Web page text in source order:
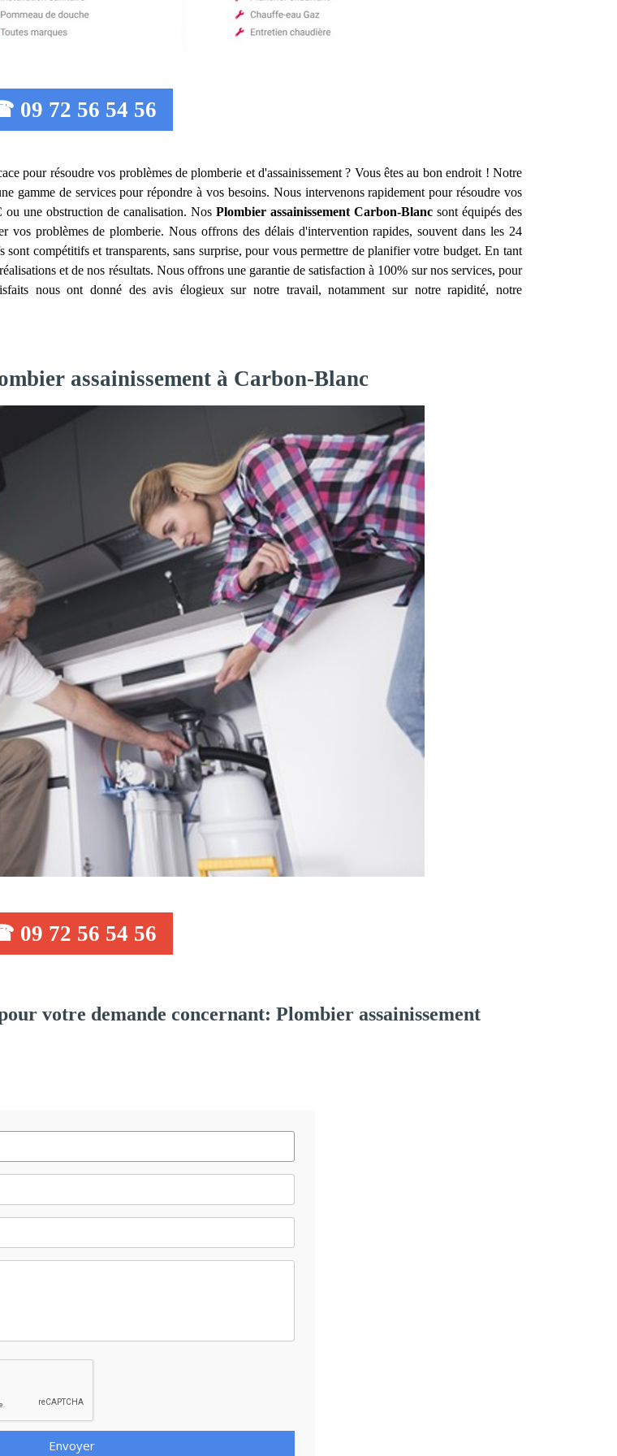
09 72 56 54 56
pour résoudre vos problèmes de plomberie et d'assainissement ? Vous êtes au bon endroit ! Notre
gamme de services pour répondre à vos besoins. Nous intervenons rapidement pour résoudre vos
une obstruction de canalisation. Nos Plombier assainissement Carbon-Blancsont équipés des
vos problèmes de plomberie. Nous offrons des délais d'intervention rapides, souvent dans les 24
compétitifs et transparents, sans surprise, pour vous permettre de planifier votre budget. En tant
et de nos résultats. Nous offrons une garantie de satisfaction à 100% sur nos services, pour
nous ont donné des avis élogieux sur notre travail, notamment sur notre rapidité, notre
assainissement à Carbon-Blanc
09 72 56 54 56
votre demande concernant: Plombier assainissement
Envoyer